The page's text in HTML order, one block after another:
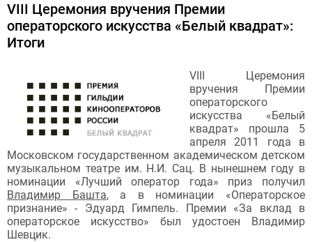
VIII Церемония вручения Премии
операторского искусства «Белый квадрат»:
Итоги
VIII Церемония
вручения Премии
операторского
искусства «Белый
квадрат» прошла 5
апреля 2011 года в
Московском государственном академическом детском
музыкальном театре им. Н.И. Сац. В нынешнем году в
номинации «Лучший оператор года» приз получил
Владимир Башта, а в номинации «Операторское
признание» - Эдуард Гимпель. Премии «За вклад в
операторское искусство» был удостоен Владимир
Шевцик.